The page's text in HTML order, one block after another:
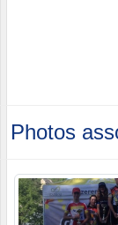
Photos